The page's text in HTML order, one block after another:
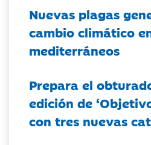
Nuevas plagas
cambio climático
mediterráneos
Prepara el
edición de
con tres nuevas